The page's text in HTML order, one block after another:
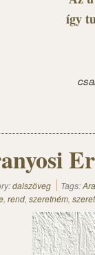
így
dalszöveg Tags:
, rend, szeretném,